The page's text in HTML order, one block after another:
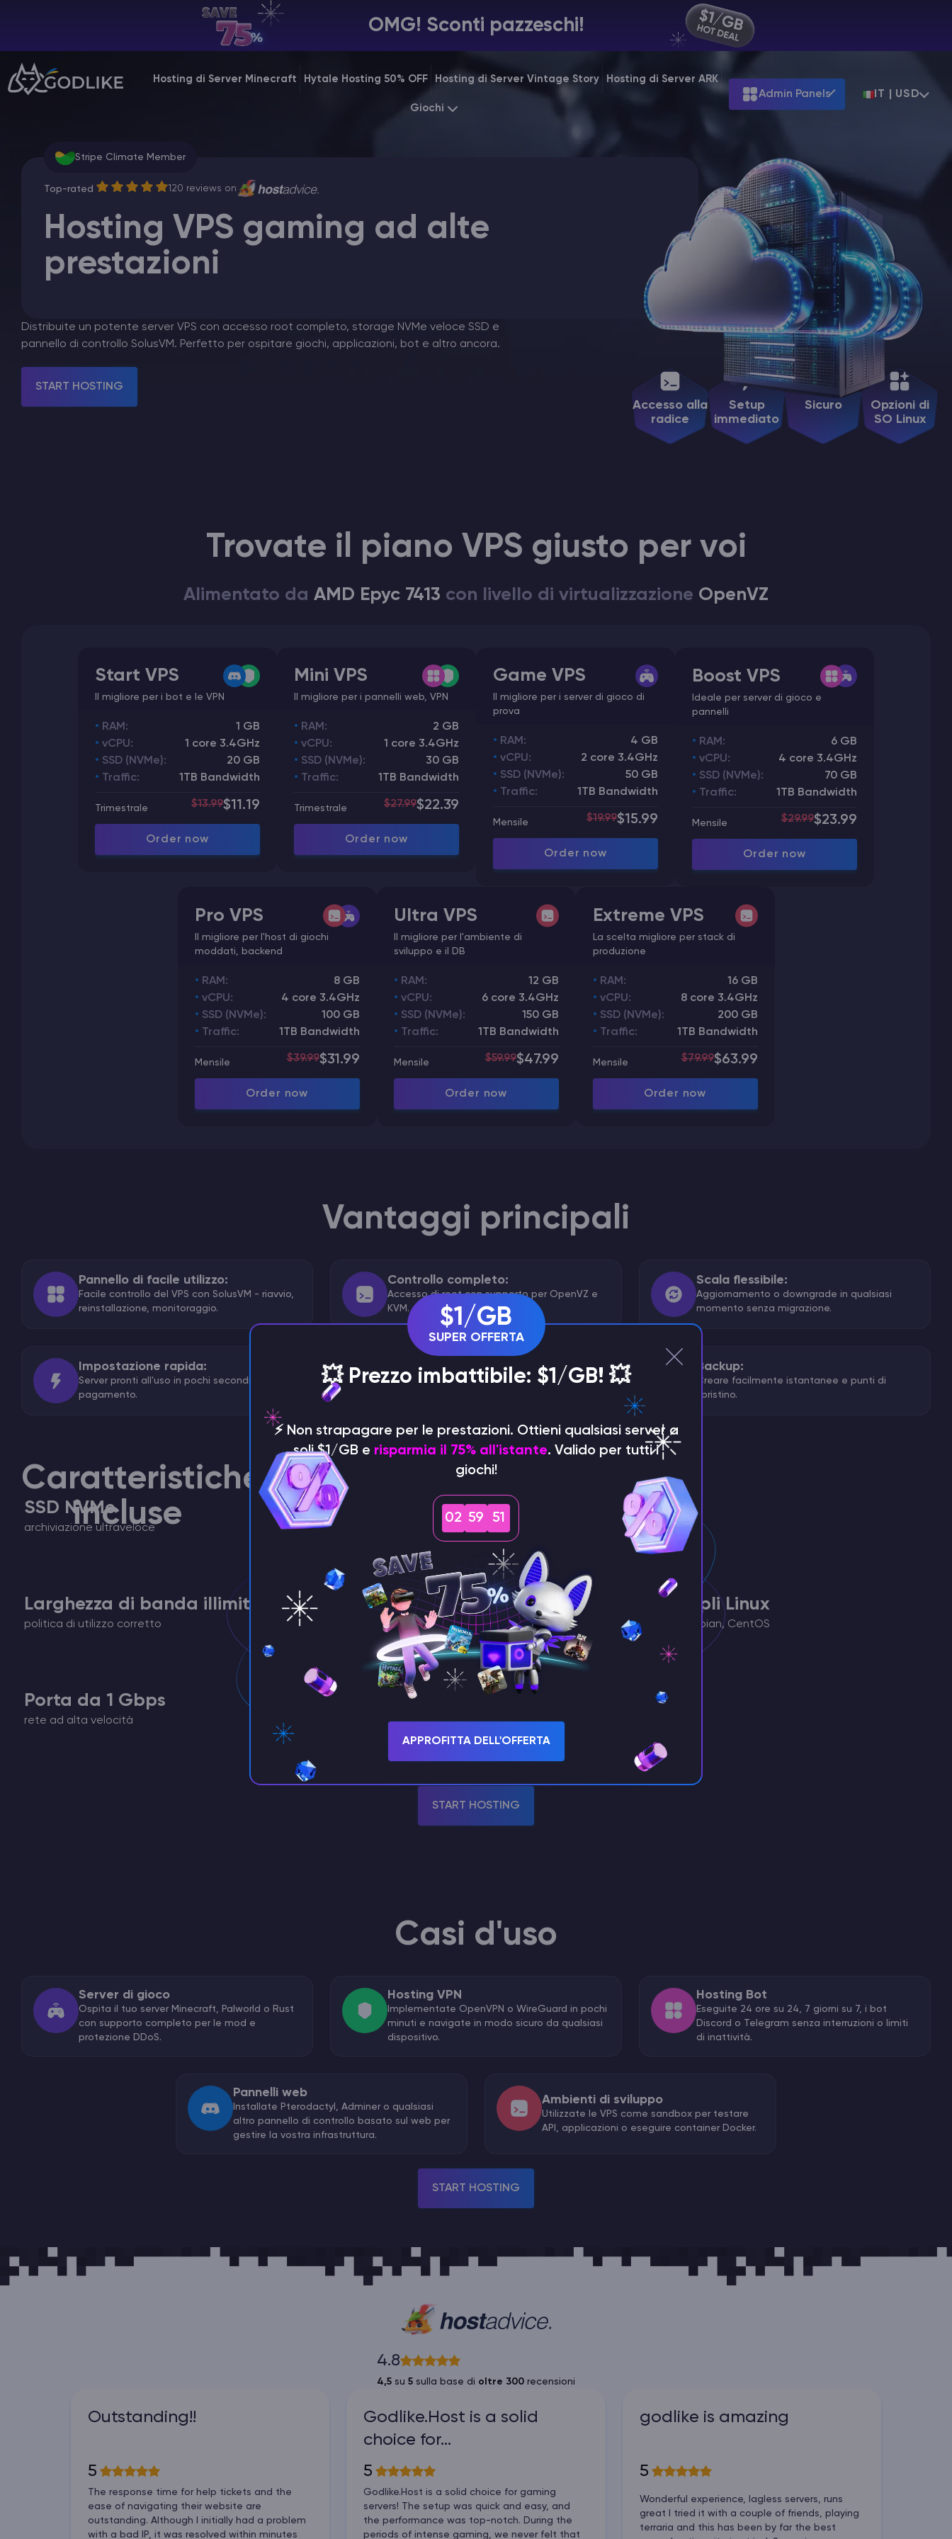
OMG! Sconti pazzeschi!
Hosting di Server Minecraft Hytale Hosting 50% OFF Hosting di Server Vintage Story Hosting di Server ARK
Giochi
Starting at$7.99
Admin Panels IT | USD
Billing Panel
Manage your servers & payments
VPS Panel
Affiliate panel
Manage affiliates
Hytale Hosting 50% OFF
Stripe Climate Member
Top-rated 120 reviews on
Hosting VPS gaming ad alte
prestazioni
Distribuite un potente server VPS con accesso root completo, storage NVMe veloce SSD e
pannello di controllo SolusVM. Perfetto per ospitare giochi, applicazioni, bot e altro ancora.
START HOSTING
Accesso alla
radice
Setup
immediato
Sicuro
Opzioni di
SO Linux
Trovate il piano VPS giusto per voi
Alimentato da AMD Epyc 7413 con livello di virtualizzazione OpenVZ
Start VPS
Il migliore per i bot e le VPN
RAM:
1 GB
vCPU:
1 core 3.4GHz
SSD (NVMe):
20 GB
Traffic:
1TB Bandwidth
Trimestrale $13.99$11.19
Order now
Mini VPS
Il migliore per i pannelli web, VPN
RAM:
2 GB
vCPU:
1 core 3.4GHz
SSD (NVMe):
30 GB
Traffic:
1TB Bandwidth
Trimestrale $27.99$22.39
Order now
Game VPS
Il migliore per i server di gioco di
prova
RAM:
4 GB
vCPU:
2 core 3.4GHz
SSD (NVMe):
50 GB
Traffic:
1TB Bandwidth
Mensile $19.99$15.99
Order now
Boost VPS
Ideale per server di gioco e
pannelli
RAM:
6 GB
vCPU:
4 core 3.4GHz
SSD (NVMe):
70 GB
Traffic:
1TB Bandwidth
Mensile $29.99$23.99
Order now
Pro VPS
Il migliore per l'host di giochi
moddati, backend
RAM:
8 GB
vCPU:
4 core 3.4GHz
SSD (NVMe):
100 GB
Traffic:
1TB Bandwidth
Mensile $39.99$31.99
Order now
Ultra VPS
Il migliore per l'ambiente di
sviluppo e il DB
RAM:
12 GB
vCPU:
6 core 3.4GHz
SSD (NVMe):
150 GB
Traffic:
1TB Bandwidth
Mensile $59.99$47.99
Order now
Extreme VPS
La scelta migliore per stack di
produzione
RAM:
16 GB
vCPU:
8 core 3.4GHz
SSD (NVMe):
200 GB
Traffic:
1TB Bandwidth
Mensile $79.99$63.99
Order now
Vantaggi principali
Pannello di facile utilizzo:
Facile controllo del VPS con SolusVM - riavvio,
reinstallazione, monitoraggio.
Controllo completo:
Accesso di root con supporto per OpenVZ e
KVM.
Scala flessibile:
Aggiornamento o downgrade in qualsiasi
momento senza migrazione.
Impostazione rapida:
Server pronti all'uso in pochi secondi dopo il
pagamento.
Infrastruttura sicura:
DDoS protezione e hardware affidabile.
Backup:
Creare facilmente istantanee e punti di
ripristino.
Caratteristiche
incluse
SSD NVMe
archiviazione ultraveloce
IPv4
Supporto per doppio stack
Larghezza di banda illimitata
politica di utilizzo corretto
Sistemi operativi multipli Linux
Ubuntu, Debian, CentOS
Porta da 1 Gbps
rete ad alta velocità
API di SolusVM
controllo automatico dei VPS
START HOSTING
Casi d'uso
Server di gioco
Ospita il tuo server Minecraft, Palworld o Rust
con supporto completo per le mod e
protezione DDoS.
Hosting VPN
Implementate OpenVPN o WireGuard in pochi
minuti e navigate in modo sicuro da qualsiasi
dispositivo.
Hosting Bot
Eseguite 24 ore su 24, 7 giorni su 7, i bot
Discord o Telegram senza interruzioni o limiti
di inattività.
Pannelli web
Installate Pterodactyl, Adminer o qualsiasi
altro pannello di controllo basato sul web per
gestire la vostra infrastruttura.
Ambienti di sviluppo
Utilizzate le VPS come sandbox per testare
API, applicazioni o eseguire container Docker.
START HOSTING
4.8
4,5 su 5 sulla base di oltre 300 recensioni
Outstanding!!
5
The response time for help tickets and the
ease of navigating their website are
outstanding. Although I initially had a problem
with a bad IP, it was resolved within minutes
Godlike.Host is a solid
choice for…
5
Godlike.Host is a solid choice for gaming
servers! The setup was quick and easy, and
the performance was top-notch. During the
periods of intense gaming, we never felt that
godlike is amazing
5
Wonderful experience, lagless servers, runs
great I tried it with a couple of friends, playing
terraria and this has been by far the best
$1/GB
SUPER OFFERTA
💥 Prezzo imbattibile: $1/GB! 💥
⚡️ Non strapagare per le prestazioni. Ottieni qualsiasi server a
soli $1/GB e risparmia il 75% all'istante. Valido per tutti i
giochi!
02 59 50
APPROFITTA DELL'OFFERTA